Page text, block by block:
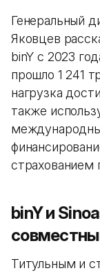
Генеральный
Яковцев
binY с 2023
прошло 1 241
нагрузка
также
страхованием
binY и
Титульным и